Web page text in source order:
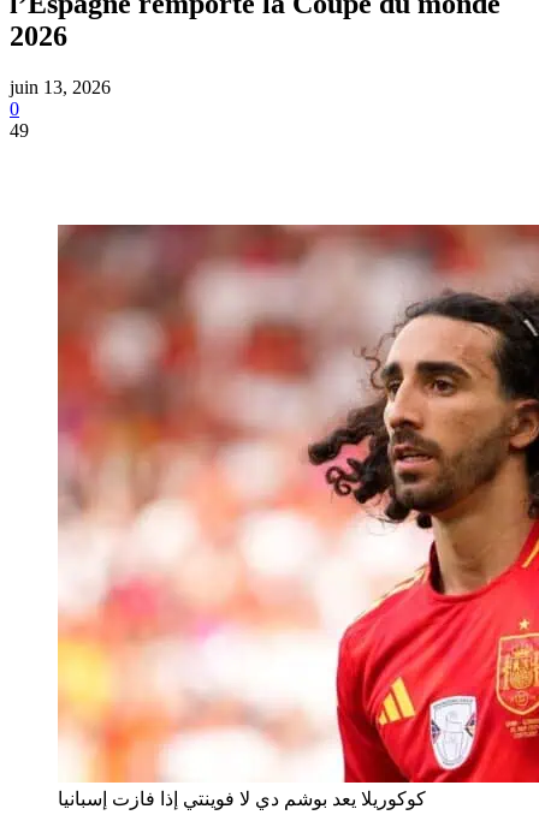
2026
juin 13, 2026
0
49
كوكوريلا يعد بوشم دي لا فوينتي إذا فازت إسبانيا